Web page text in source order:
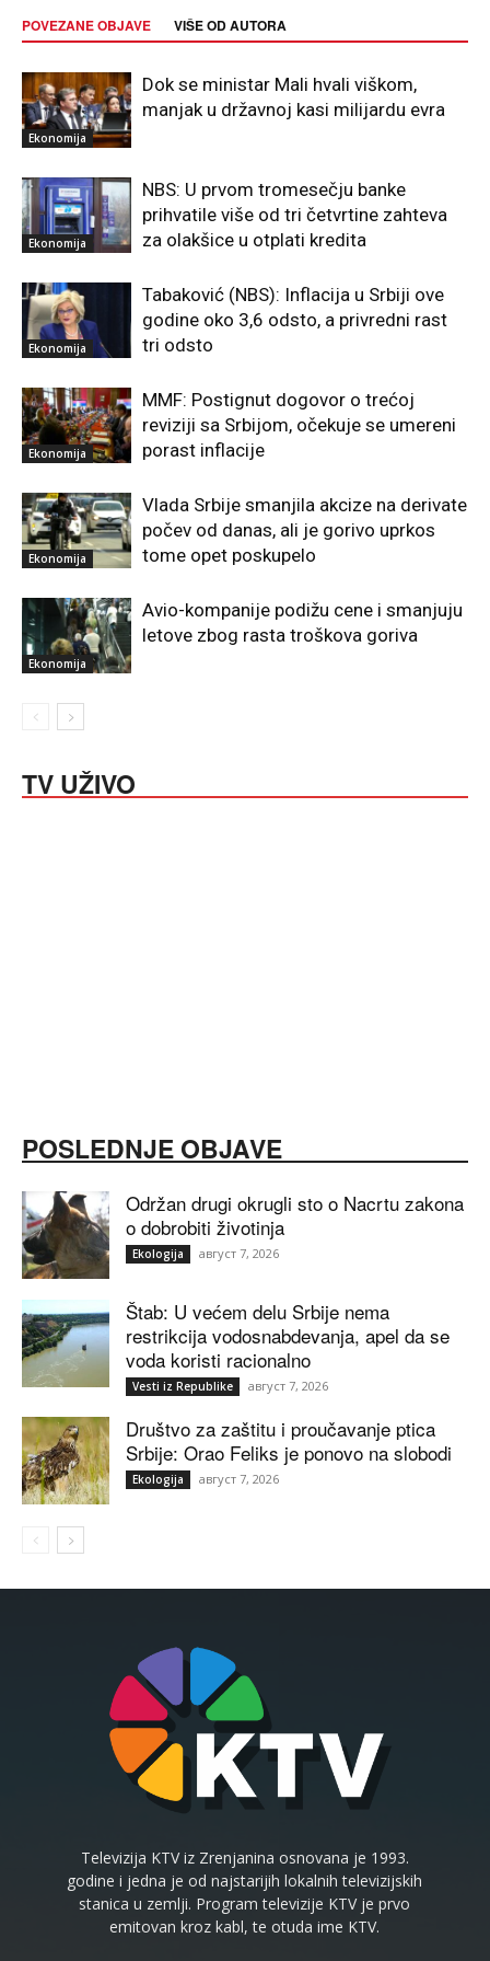
POVEZANE OBJAVE VIŠE OD AUTORA
Ekonomija
Dok se ministar Mali hvali viškom,
manjak u državnoj kasi milijardu evra
Ekonomija
NBS: U prvom tromesečju banke
prihvatile više od tri četvrtine zahteva
za olakšice u otplati kredita
Ekonomija
Tabaković (NBS): Inflacija u Srbiji ove
godine oko 3,6 odsto, a privredni rast
tri odsto
Ekonomija
MMF: Postignut dogovor o trećoj
reviziji sa Srbijom, očekuje se umereni
porast inflacije
Ekonomija
Vlada Srbije smanjila akcize na derivate
počev od danas, ali je gorivo uprkos
tome opet poskupelo
Ekonomija
Avio-kompanije podižu cene i smanjuju
letove zbog rasta troškova goriva
TV UŽIVO
POSLEDNJE OBJAVE
Održan drugi okrugli sto o Nacrtu zakona
o dobrobiti životinja
Ekologija август 7, 2026
Štab: U većem delu Srbije nema
restrikcija vodosnabdevanja, apel da se
voda koristi racionalno
Vesti iz Republike август 7, 2026
Društvo za zaštitu i proučavanje ptica
Srbije: Orao Feliks je ponovo na slobodi
Ekologija август 7, 2026
Televizija KTV iz Zrenjanina osnovana je 1993.
godine i jedna je od najstarijih lokalnih televizijskih
stanica u zemlji. Program televizije KTV je prvo
emitovan kroz kabl, te otuda ime KTV.